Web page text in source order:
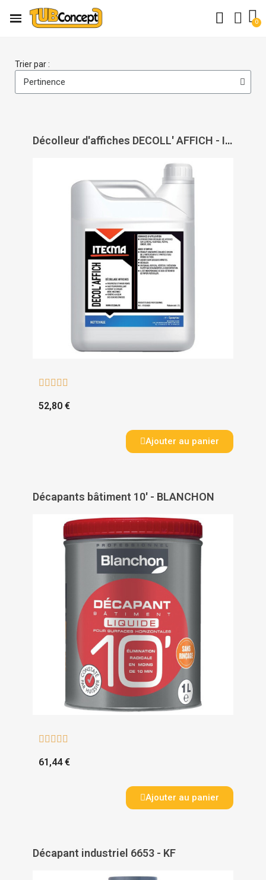
Trier par :
Décolleur d'affiches DECOLL' AFFICH - ITECMA
    
52,80 €
Ajouter au panier
Décapants bâtiment 10' - BLANCHON
    
61,44 €
Ajouter au panier
Décapant industriel 6653 - KF